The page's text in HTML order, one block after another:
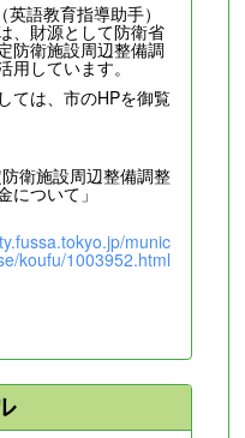
語教育指導助手）
、財源として防衛省
防衛施設周辺整備調
用しています。
ては、市のHPを御覧
衛施設周辺整備調整
について」
munic
koufu/1003952.html